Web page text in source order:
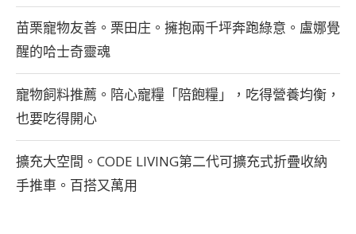
苗栗寵物友善。栗田庄。擁抱兩千坪奔跑綠意。盧娜覺
醒的哈士奇靈魂
寵物飼料推薦。陪心寵糧「陪飽糧」，吃得營養均衡，
也要吃得開心
擴充大空間。CODE LIVING第二代可擴充式折疊收納
手推車。百搭又萬用